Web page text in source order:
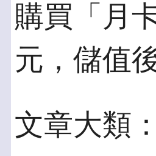
購買「月
元，儲值
文章大類：